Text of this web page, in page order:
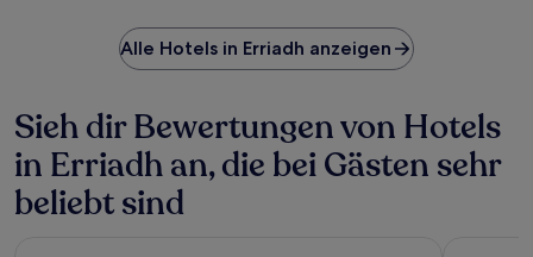
Alle Hotels in Erriadh anzeigen
Sieh dir Bewertungen von Hotels
in Erriadh an, die bei Gästen sehr
beliebt sind